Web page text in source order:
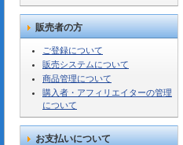
販売者の方
ご登録について
販売システムについて
商品管理について
購入者・アフィリエイターの管理
について
お支払いについて